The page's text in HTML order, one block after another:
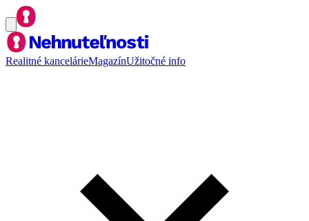
Realitné kancelárieMagazínUžitočné info